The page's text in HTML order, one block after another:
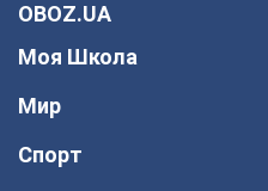
OBOZ.UA
Моя Школа
Мир
Спорт